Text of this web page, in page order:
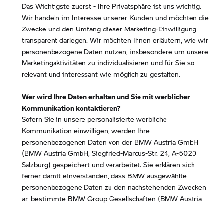
Das Wichtigste zuerst - Ihre Privatsphäre ist uns wichtig.
Wir handeln im Interesse unserer Kunden und möchten die
Zwecke und den Umfang dieser Marketing-Einwilligung
transparent darlegen. Wir möchten Ihnen erläutern, wie wir
personenbezogene Daten nutzen, insbesondere um unsere
Marketingaktivitäten zu individualisieren und für Sie so
relevant und interessant wie möglich zu gestalten.
Wer wird Ihre Daten erhalten und Sie mit werblicher
Kommunikation kontaktieren?
Sofern Sie in unsere personalisierte werbliche
Kommunikation einwilligen, werden Ihre
personenbezogenen Daten von der BMW Austria GmbH
(BMW Austria GmbH, Siegfried-Marcus-Str. 24, A-5020
Salzburg) gespeichert und verarbeitet. Sie erklären sich
ferner damit einverstanden, dass BMW ausgewählte
personenbezogene Daten zu den nachstehenden Zwecken
an bestimmte BMW Group Gesellschaften (BMW Austria